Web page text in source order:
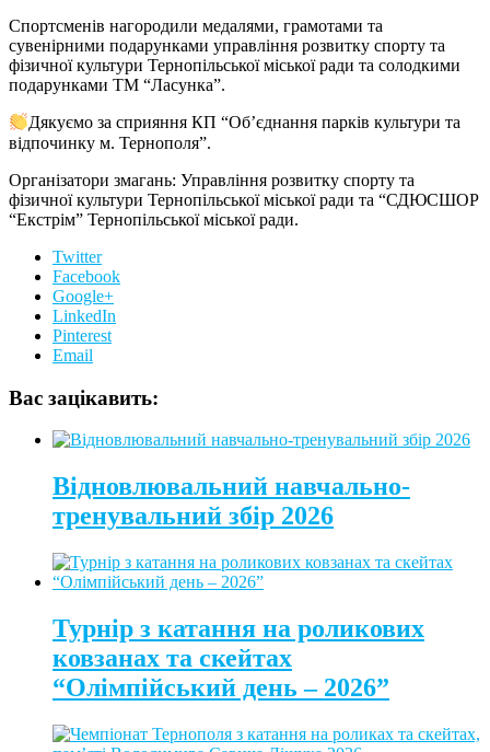
Спортсменів нагородили медалями, грамотами та
сувенірними подарунками управління розвитку спорту та
фізичної культури Тернопільської міської ради та солодкими
подарунками ТМ “Ласунка”.
Дякуємо за сприяння КП “Об’єднання парків культури та
відпочинку м. Тернополя”.
Організатори змагань: Управління розвитку спорту та
фізичної культури Тернопільської міської ради та “СДЮСШОР
“Екстрім” Тернопільської міської ради.
Twitter
Facebook
Google+
LinkedIn
Pinterest
Email
Вас зацікавить:
Відновлювальний навчально-
тренувальний збір 2026
Турнір з катання на роликових
ковзанах та скейтах
“Олімпійський день – 2026”